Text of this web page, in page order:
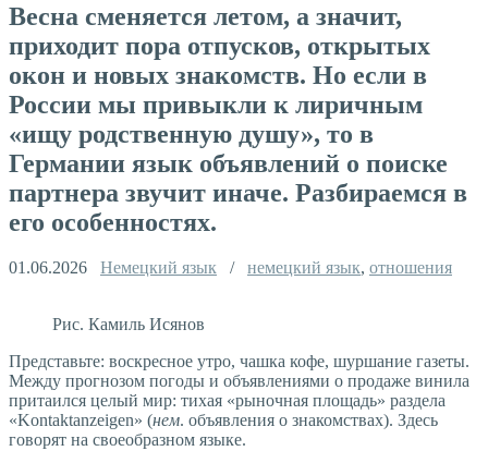
Весна сменяется летом, а значит,
приходит пора отпусков, открытых
окон и новых знакомств. Но если в
России мы привыкли к лиричным
«ищу родственную душу», то в
Германии язык объявлений о поиске
партнера звучит иначе. Разбираемся в
его особенностях.
01.06.2026 Немецкий язык / немецкий язык, отношения
Рис. Камиль Исянов
Представьте: воскресное утро, чашка кофе, шуршание газеты.
Между прогнозом погоды и объявлениями о продаже винила
притаился целый мир: тихая «рыночная площадь» раздела
«Kontaktanzeigen» (нем. объявления о знакомствах). Здесь
говорят на своеобразном языке.